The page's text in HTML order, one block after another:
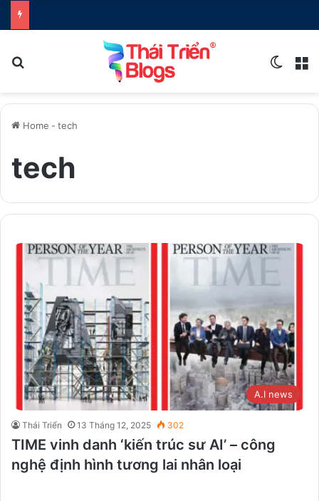
Home - tech
tech
A.I news
Thái Triển 13 Tháng 12, 2025 302
TIME vinh danh ‘kiến trúc sư AI’ – công
nghệ định hình tương lai nhân loại